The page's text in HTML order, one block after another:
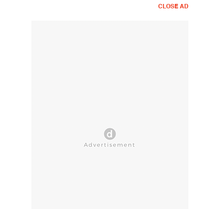
CLOSE AD